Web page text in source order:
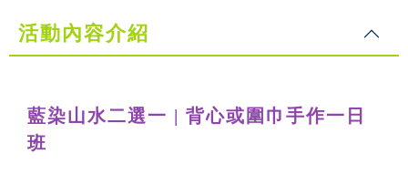
活動內容介紹
藍染山水二選一 | 背心或圍巾手作一日
班